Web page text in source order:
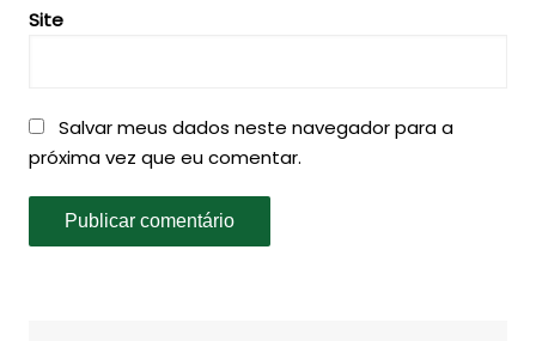
Site
Salvar meus dados neste navegador para a
próxima vez que eu comentar.